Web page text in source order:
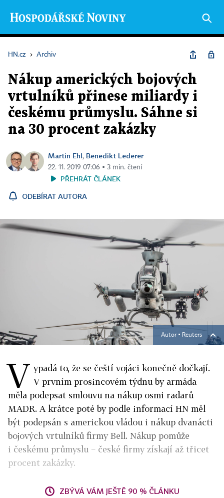
HN.cz › Archiv
Nákup amerických bojových
vrtulníků přinese miliardy i
českému průmyslu. Sáhne si
na 30 procent zakázky
Martin Ehl, Benedikt Lederer
22. 11. 2019 07:06 ▪ 3 min. čtení
PŘEHRÁT ČLÁNEK
ODEBÍRAT AUTORA
Autor ▪ Reuters
V ypadá to, že se čeští vojáci konečně dočkají.
V prvním prosincovém týdnu by armáda
měla podepsat smlouvu na nákup osmi radarů
MADR. A krátce poté by podle informací HN měl
být podepsán s americkou vládou i nákup dvanácti
bojových vrtulníků firmy Bell. Nákup pomůže
i českému průmyslu − české firmy získají až třicet
procent zakázky.
ZBÝVÁ VÁM JEŠTĚ 90 % ČLÁNKU